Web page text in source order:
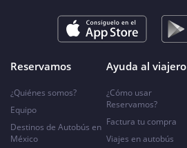
Reservamos
¿Quiénes somos?
Equipo
Destinos de Autobús en
México
Ayuda al viajero
¿Cómo usar
Reservamos?
Factura tu compra
Viajes en autobús